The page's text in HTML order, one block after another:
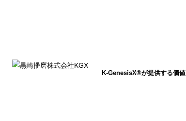
K-GenesisX®が提供する価値